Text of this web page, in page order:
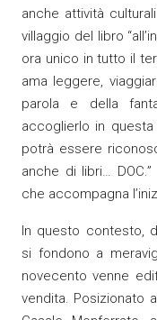
anche attività
villaggio del libro
ora unico in tutto il
ama leggere,
parola e della
accoglierlo in
potrà essere
anche di libri…
che accompagna
In questo contesto,
si fondono a
novecento venne
vendita. Posizionato